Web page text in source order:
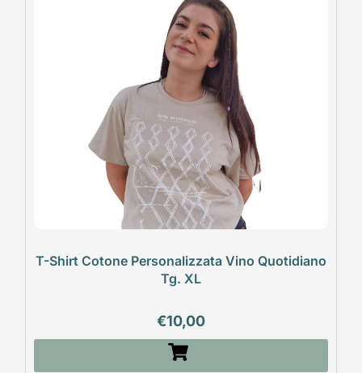
T-Shirt Cotone Personalizzata Vino Quotidiano
Tg. XL
€10,00